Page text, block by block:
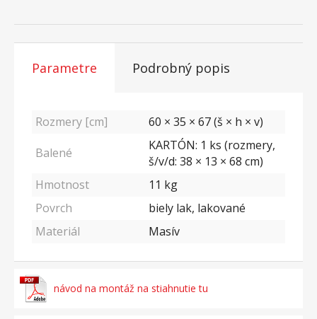
Parametre Podrobný popis
Rozmery [cm]
60 × 35 × 67 (š × h × v)
Balené
KARTÓN: 1 ks (rozmery,
š/v/d: 38 × 13 × 68 cm)
Hmotnost
11 kg
Povrch
biely lak, lakované
Materiál
Masív
návod na montáž na stiahnutie tu